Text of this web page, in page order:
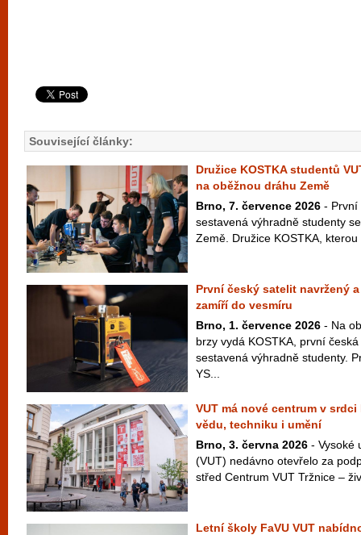
Související články:
Družice KOSTKA studentů
na oběžnou dráhu Země
Brno, 7. července 2026 - První
sestavená výhradně studenty
Země. Družice KOSTKA,
První český satelit navržený
zamíří do vesmíru
Brno, 1. července 2026 - Na
brzy vydá KOSTKA, první
sestavená výhradně studenty.
YS...
VUT má nové centrum v
vědu, techniku i umění
Brno, 3. června 2026 - Vysoké
(VUT) nedávno otevřelo za
střed Centrum VUT Tržnice –
Letní školy FaVU VUT